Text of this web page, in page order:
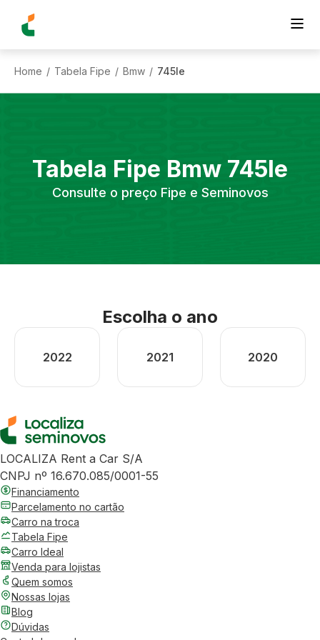
Home / Tabela Fipe / Bmw / 745le
Tabela Fipe Bmw 745le
Consulte o preço Fipe e Seminovos
Escolha o ano
2022 2021 2020
LOCALIZA Rent a Car S/A
CNPJ nº 16.670.085/0001-55
Financiamento
Parcelamento no cartão
Carro na troca
Tabela Fipe
Carro Ideal
Venda para lojistas
Quem somos
Nossas lojas
Blog
Dúvidas